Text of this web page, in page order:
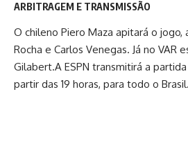
ARBITRAGEM E TRANSMISSÃO
O chileno Piero Maza apitará o jogo,
Rocha e Carlos Venegas. Já no VAR
Gilabert.A ESPN transmitirá a
partir das 19 horas, para todo o Brasil.